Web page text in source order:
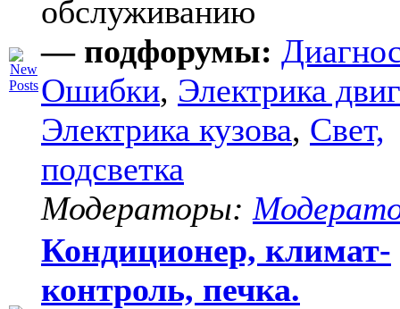
обслуживанию
— подфорумы:
Ошибки, Электрика
Электрика кузова, Свет,
подсветка
Модераторы:
Кондиционер, климат-
контроль, печка.